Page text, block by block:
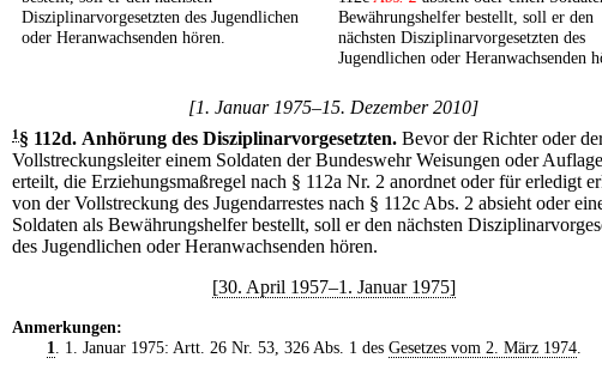
Disziplinarvorgesetzten des Jugendlichen
oder Heranwachsenden hören.
Bewährungshelfer bestellt, soll er den
nächsten Disziplinarvorgesetzten des
Jugendlichen oder Heranwachsenden
[1. Januar 1975–15. Dezember 2010]
1§ 112d. Anhörung des Disziplinarvorgesetzten. Bevor der Richter oder
Vollstreckungsleiter einem Soldaten der Bundeswehr Weisungen oder
erteilt, die Erziehungsmaßregel nach § 112a Nr. 2 anordnet oder für erledigt
von der Vollstreckung des Jugendarrestes nach § 112c Abs. 2 absieht oder
Soldaten als Bewährungshelfer bestellt, soll er den nächsten
des Jugendlichen oder Heranwachsenden hören.
[30. April 1957–1. Januar 1975]
Anmerkungen:
1. 1. Januar 1975: Artt. 26 Nr. 53, 326 Abs. 1 des Gesetzes vom 2. März 1974.